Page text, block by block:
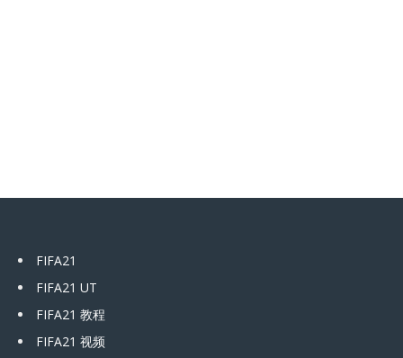
FIFA21
FIFA21 UT
FIFA21 教程
FIFA21 视频